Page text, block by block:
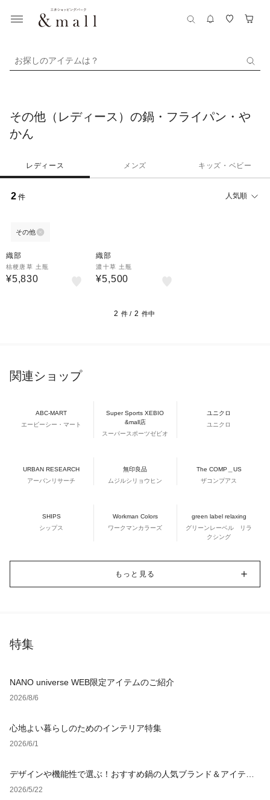
お探しのアイテムは？
その他（レディース）の鍋・フライパン・や
かん
レディース メンズ キッズ・ベビー
2 件 人気順
その他
織部
桔梗唐草 土瓶
¥5,830
織部
濃十草 土瓶
¥5,500
2 件 / 2 件中
関連ショップ
ABC-MART
エービーシー・マート
Super Sports XEBIO
&mall店
スーパースポーツゼビオ
ユニクロ
ユニクロ
URBAN RESEARCH
アーバンリサーチ
無印良品
ムジルシリョウヒン
The COMP＿US
ザコンプアス
SHIPS
シップス
Workman Colors
ワークマンカラーズ
green label relaxing
グリーンレーベル リラ
クシング
もっと見る
特集
NANO universe WEB限定アイテムのご紹介
2026/8/6
心地よい暮らしのためのインテリア特集
2026/6/1
デザインや機能性で選ぶ！おすすめ鍋の人気ブランド＆アイテム1
8選
2026/5/22